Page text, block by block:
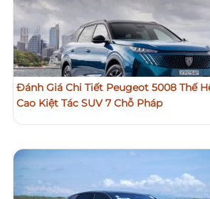
Đánh Giá Chi Tiết Peugeot 5008 Thế
Cao Kiệt Tác SUV 7 Chỗ Pháp